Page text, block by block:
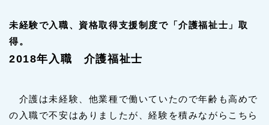
未経験で入職、資格取得支援制度で「介護福祉士」取
得。
2018年入職 介護福祉士
介護は未経験、他業種で働いていたので年齢も高めで
の入職で不安はありましたが、経験を積みながらこちら